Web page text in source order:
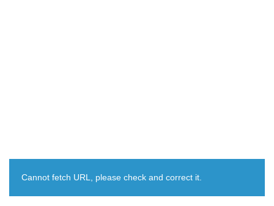
Cannot fetch URL, please check and correct it.